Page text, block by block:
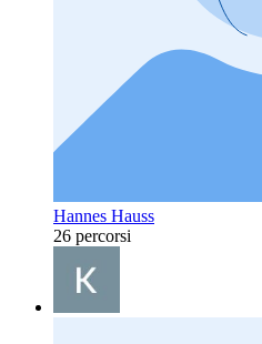
Hannes Hauss
26 percorsi